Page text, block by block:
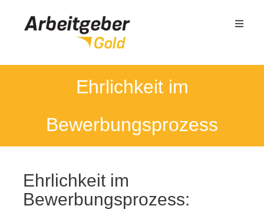
Toggle
Seminare
Ehrlichkeit im
Bewerbungsprozess
Ehrlichkeit im
Bewerbungsprozess: